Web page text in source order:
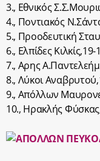
3., Εθνικός
4., Ποντιακός
5., Προοδευτική
6., Ελπίδες
7., Αρης
8., Λύκοι
9., Απόλλων
10., Ηρακλής